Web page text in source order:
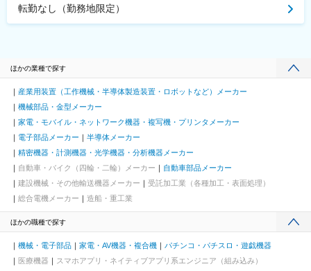
転勤なし（勤務地限定）
ほかの業種で探す
産業用装置（工作機械・半導体製造装置・ロボットなど）メーカー
機械部品・金型メーカー
家電・モバイル・ネットワーク機器・複写機・プリンタメーカー
電子部品メーカー
半導体メーカー
精密機器・計測機器・光学機器・分析機器メーカー
自動車・バイク（四輪・二輪）メーカー
自動車部品メーカー
建設機械・その他輸送機器メーカー
受託加工業（各種加工・表面処理）
総合電機メーカー
造船・重工業
ほかの職種で探す
機械・電子部品 家電・AV機器・複合機
パチンコ・パチスロ・遊戯機器
医療機器
スマホアプリ・ネイティブアプリ系エンジニア（組み込み）